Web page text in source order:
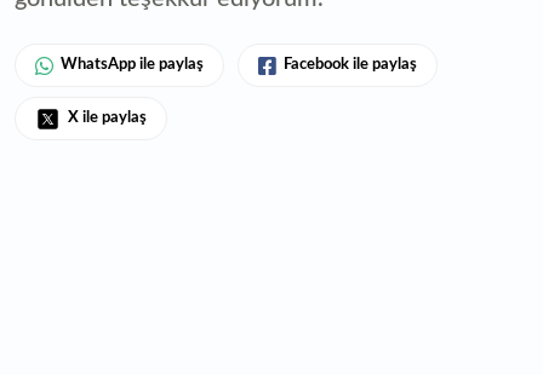
WhatsApp ile paylaş Facebook ile paylaş
X ile paylaş